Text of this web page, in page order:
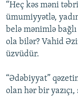
“Heç kəs məni
ümumiyyətlə,
belə mənimlə
ola bilər? Vahid
üzvüdür.
“Ədəbiyyat”
olan hər bir